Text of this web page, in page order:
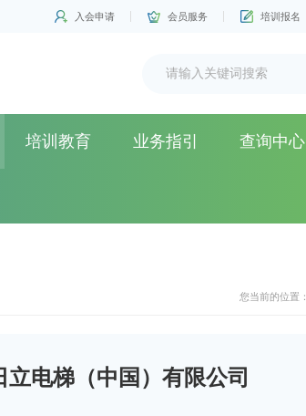
入会申请 会员服务 培训报名
培训教育 业务指引 查询中心
您当前的位置：
电梯（中国）有限公司